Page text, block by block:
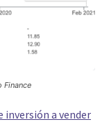
Finance
inversión a vender